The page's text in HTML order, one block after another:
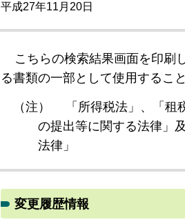
平成27年11月20日
こちらの検索結果画面を印刷
る書類の一部として使用するこ
（注）
「所得税法」、「
の提出等に関する法律」
法律」
変更履歴情報